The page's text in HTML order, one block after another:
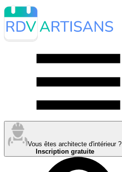
Vous êtes architecte d'intérieur ?
Inscription gratuite